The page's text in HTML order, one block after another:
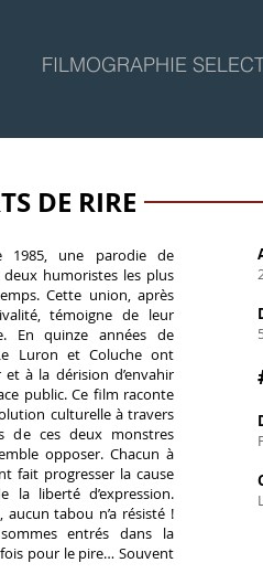
FILMOGRAPHIE
DE RIRE
1985, une parodie de
humoristes les plus
Cette union, après
témoigne de leur
En quinze années de
Luron et Coluche ont
et à la dérision d’envahir
public. Ce film raconte
culturelle à travers
de ces deux monstres
opposer. Chacun à
fait progresser la cause
la liberté d’expression.
tabou n’a résisté !
entrés dans la
pour le pire… Souvent